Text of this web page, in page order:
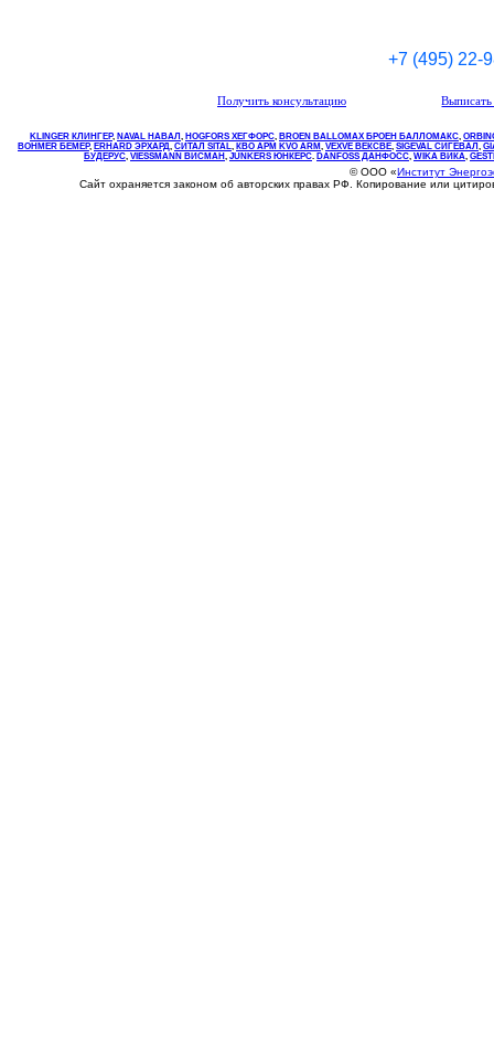
+7 (495) 22-
Получить консультацию
KLINGER КЛИНГЕР, NAVAL НАВАЛ , НOGFORS ХЕГФОРС, BROEN BALLOMAX БРОЕН БАЛЛОМАКС,
BOHMER БЕМЕР, ERHARD ЭРХАРД, СИТАЛ SITAL, КВО АРМ KVO ARM, VEXVE ВЕКСВЕ, SIGEVAL СИГЕВАЛ ,
БУДЕРУС, VIESSMANN ВИСМАН , JUNKERS ЮНКЕРС. DANFOSS ДАНФОСС, WIKA ВИКА,
© ООО «Институт
Сайт охраняется законом об авторских правах РФ. Копирование или